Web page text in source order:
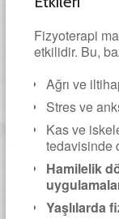
Fizyoterapi
etkilidir. Bu,
Ağrı ve
Stres ve
Kas ve
tedavisinde
Hamilelik
Yaşlılarda